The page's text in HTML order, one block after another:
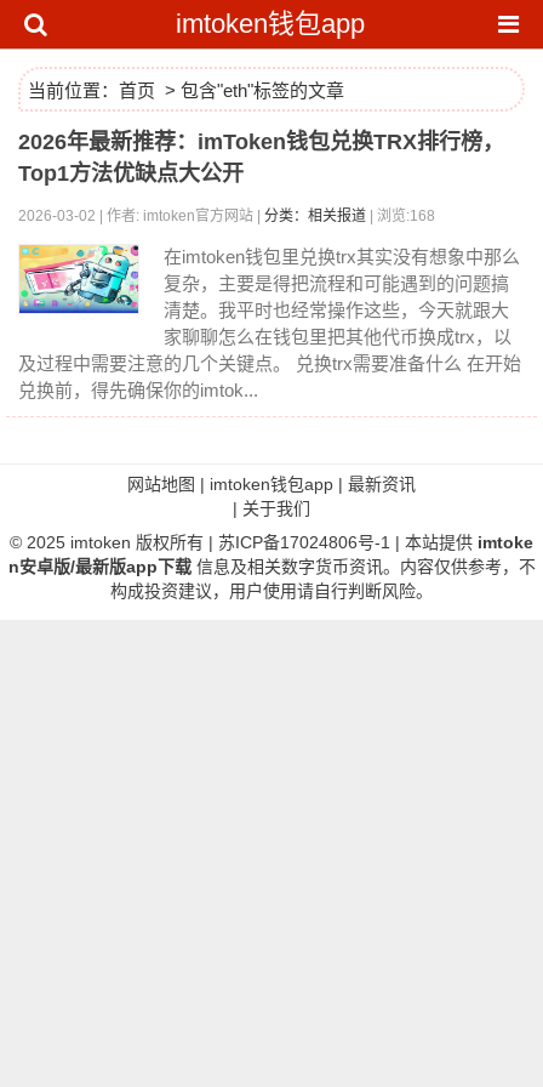
imtoken钱包app
当前位置： 首页 > 包含"eth"标签的文章
2026年最新推荐：imToken钱包兑换TRX排行榜，
Top1方法优缺点大公开
2026-03-02 | 作者: imtoken官方网站 | 分类：相关报道 | 浏览:168
在imtoken钱包里兑换trx其实没有想象中那么
复杂，主要是得把流程和可能遇到的问题搞
清楚。我平时也经常操作这些，今天就跟大
家聊聊怎么在钱包里把其他代币换成trx，以
及过程中需要注意的几个关键点。 兑换trx需要准备什么 在开始
兑换前，得先确保你的imtok...
网站地图 | imtoken钱包app | 最新资讯
| 关于我们
© 2025 imtoken 版权所有 | 苏ICP备17024806号-1 | 本站提供 imtoke
n安卓版/最新版app下载信息及相关数字货币资讯。内容仅供参考，不
构成投资建议，用户使用请自行判断风险。